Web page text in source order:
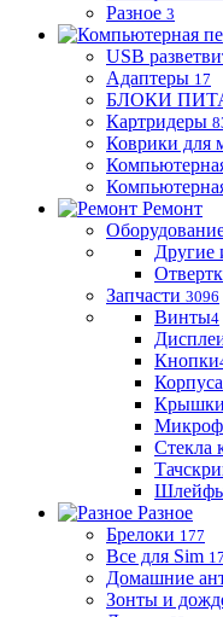
Разное 3
USB
Адаптеры 17
БЛОКИ
Картридеры
Коврики для
Ремонт
Другие
Запчасти 3096
Винты4
Кнопки
Корпуса
Крышки
Стекла
Шлейфы
Разное
Брелоки 177
Все для Sim 17
Домашние
Зонты и